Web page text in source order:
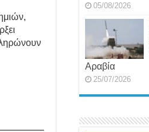
05/08/2026
Αραβία
25/07/2026